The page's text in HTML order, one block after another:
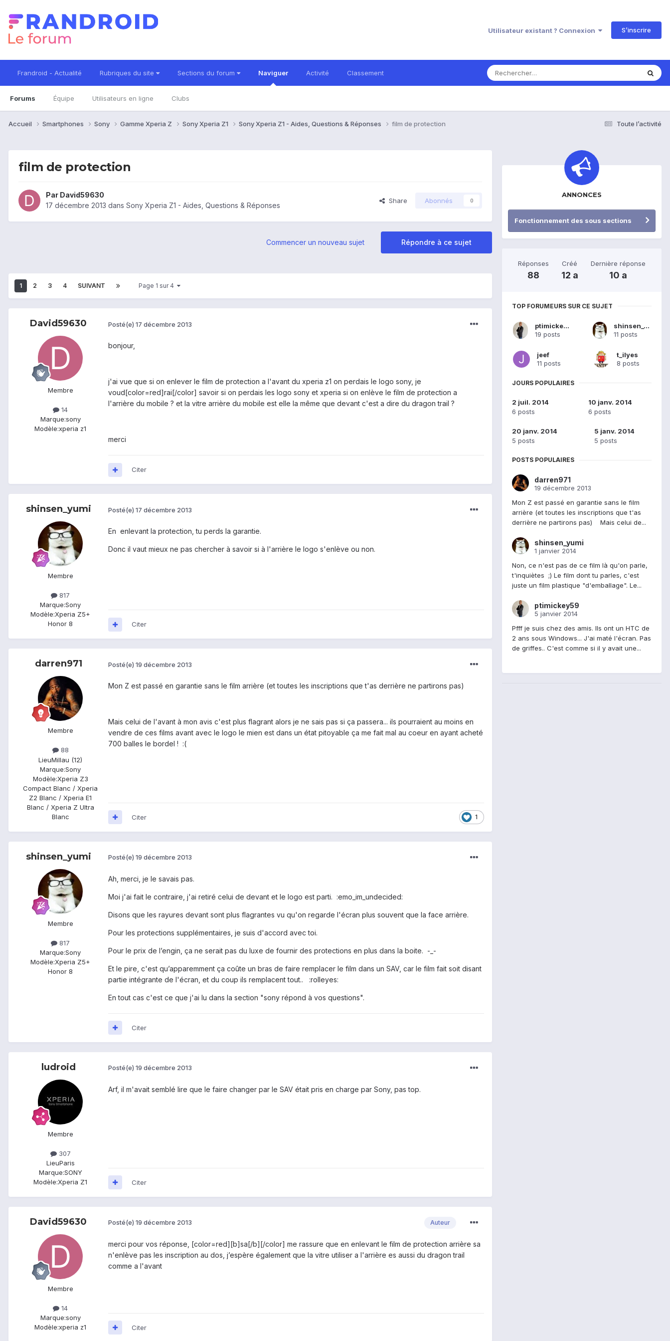
Utilisateur existant ? Connexion S’inscrire
Frandroid - Actualité Rubriques du site Sections du forum Naviguer
Forums Équipe Utilisateurs en ligne Clubs
Activité Classement
Toute l’activité
Accueil Smartphones Sony Gamme Xperia Z Sony Xperia Z1 Sony Xperia Z1 - Aides, Questions & Réponses film de protection
film de protection
Par David59630
17 décembre 2013 dans Sony Xperia Z1 - Aides, Questions & Réponses
Share Abonnés 0
Répondre à ce sujet
Commencer un nouveau sujet
1 2 3 4 SUIVANT Page 1 sur 4
David59630
Membre
14
Marque:sony
Modèle:xperia z1
Posté(e) 17 décembre 2013
bonjour,
j'ai vue que si on enlever le film de protection a l'avant du xperia z1 on perdais le logo sony, je
voud[color=red]rai[/color] savoir si on perdais les logo sony et xperia si on enlève le film de protection a
l'arrière du mobile ? et la vitre arrière du mobile est elle la même que devant c'est a dire du dragon trail ?
merci
Citer
shinsen_yumi
Membre
817
Marque:Sony
Modèle:Xperia Z5+
Honor 8
Posté(e) 17 décembre 2013
En enlevant la protection, tu perds la garantie.
Donc il vaut mieux ne pas chercher à savoir si à l'arrière le logo s'enlève ou non.
Citer
darren971
Membre
88
LieuMillau (12)
Marque:Sony
Modèle:Xperia Z3
Compact Blanc / Xperia
Z2 Blanc / Xperia E1
Blanc / Xperia Z Ultra
Blanc
Posté(e) 19 décembre 2013
Mon Z est passé en garantie sans le film arrière (et toutes les inscriptions que t'as derrière ne partirons pas)
Mais celui de l'avant à mon avis c'est plus flagrant alors je ne sais pas si ça passera... ils pourraient au moins en
vendre de ces films avant avec le logo le mien est dans un état pitoyable ça me fait mal au coeur en ayant acheté
700 balles le bordel ! :(
1
Citer
shinsen_yumi
Membre
817
Marque:Sony
Modèle:Xperia Z5+
Honor 8
Posté(e) 19 décembre 2013
Ah, merci, je le savais pas.
Moi j'ai fait le contraire, j'ai retiré celui de devant et le logo est parti. :emo_im_undecided:
Disons que les rayures devant sont plus flagrantes vu qu'on regarde l'écran plus souvent que la face arrière.
Pour les protections supplémentaires, je suis d'accord avec toi.
Pour le prix de l’engin, ça ne serait pas du luxe de fournir des protections en plus dans la boite. -_-
Et le pire, c'est qu’apparemment ça coûte un bras de faire remplacer le film dans un SAV, car le film fait soit disant
partie intégrante de l'écran, et du coup ils remplacent tout.. :rolleyes:
En tout cas c'est ce que j'ai lu dans la section "sony répond à vos questions".
Citer
ludroid
Membre
307
LieuParis
Marque:SONY
Modèle:Xperia Z1
Posté(e) 19 décembre 2013
Arf, il m'avait semblé lire que le faire changer par le SAV était pris en charge par Sony, pas top.
Citer
David59630
Membre
14
Marque:sony
Modèle:xperia z1
Auteur
Posté(e) 19 décembre 2013
merci pour vos réponse, [color=red][b]sa[/b][/color] me rassure que en enlevant le film de protection arrière sa
n'enlève pas les inscription au dos, j’espère également que la vitre utiliser a l'arrière es aussi du dragon trail
comme a l'avant
Citer
ANNONCES
Fonctionnement des sous sections
Réponses
88
Créé
12 a
Dernière réponse
10 a
TOP FORUMEURS SUR CE SUJET
ptimickey59
19 posts
shinsen_yumi
11 posts
jeef
11 posts
t_ilyes
8 posts
JOURS POPULAIRES
2 juil. 2014
6 posts
10 janv. 2014
6 posts
20 janv. 2014
5 posts
5 janv. 2014
5 posts
POSTS POPULAIRES
darren971
19 décembre 2013
Mon Z est passé en garantie sans le film
arrière (et toutes les inscriptions que t'as
derrière ne partirons pas) Mais celui de...
shinsen_yumi
1 janvier 2014
Non, ce n'est pas de ce film là qu'on parle,
t'inquiètes ;) Le film dont tu parles, c'est
juste un film plastique "d'emballage". Le...
ptimickey59
5 janvier 2014
Pfff je suis chez des amis. Ils ont un HTC de
2 ans sous Windows... J'ai maté l'écran. Pas
de griffes.. C'est comme si il y avait une...